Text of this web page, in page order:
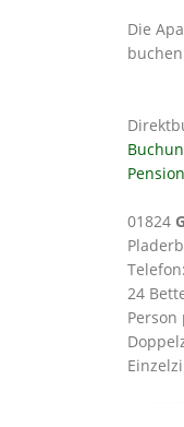
Die
01824
24
Person